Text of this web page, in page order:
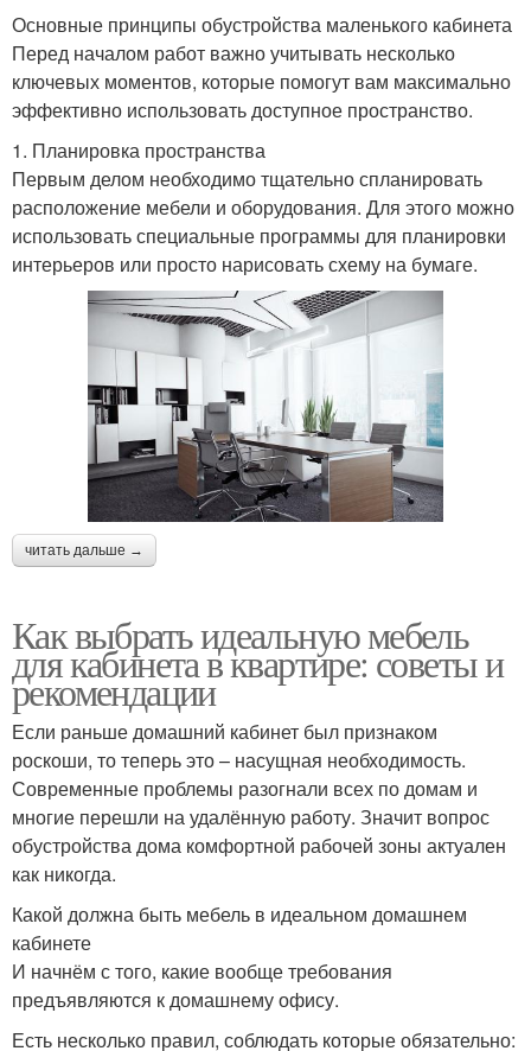
Основные принципы обустройства маленького кабинета
Перед началом работ важно учитывать несколько
ключевых моментов, которые помогут вам максимально
эффективно использовать доступное пространство.
1. Планировка пространства
Первым делом необходимо тщательно спланировать
расположение мебели и оборудования. Для этого можно
использовать специальные программы для планировки
интерьеров или просто нарисовать схему на бумаге.
читать дальше →
Как выбрать идеальную мебель
для кабинета в квартире: советы и
рекомендации
Если раньше домашний кабинет был признаком
роскоши, то теперь это – насущная необходимость.
Современные проблемы разогнали всех по домам и
многие перешли на удалённую работу. Значит вопрос
обустройства дома комфортной рабочей зоны актуален
как никогда.
Какой должна быть мебель в идеальном домашнем
кабинете
И начнём с того, какие вообще требования
предъявляются к домашнему офису.
Есть несколько правил, соблюдать которые обязательно: